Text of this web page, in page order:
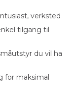
verksted
tilgang til
du vil ha
for maksimal